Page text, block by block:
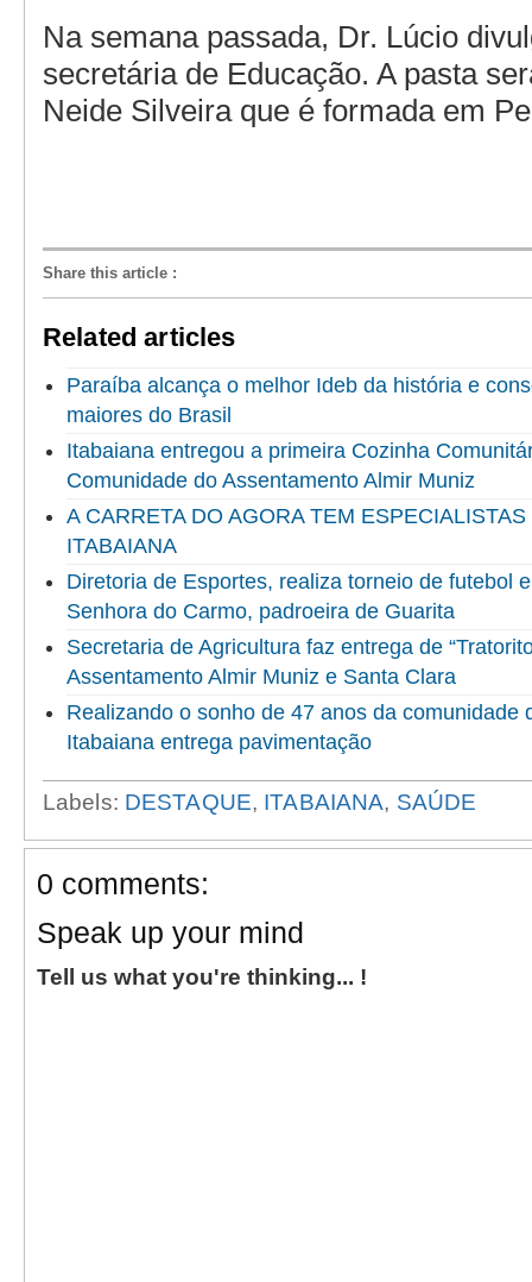
Na semana passada, Dr. Lúcio
secretária de Educação. A pasta
Neide Silveira que é formada em
Share this article :
Related articles
Paraíba alcança o melhor Ideb da história e
maiores do Brasil
Itabaiana entregou a primeira Cozinha
Comunidade do Assentamento Almir Muniz
A CARRETA DO AGORA TEM
ITABAIANA
Diretoria de Esportes, realiza torneio de futebol
Senhora do Carmo, padroeira de Guarita
Secretaria de Agricultura faz entrega de
Assentamento Almir Muniz e Santa Clara
Realizando o sonho de 47 anos da comunidade
Itabaiana entrega pavimentação
Labels: DESTAQUE, ITABAIANA, SAÚDE
0 comments:
Speak up your mind
Tell us what you're thinking... !